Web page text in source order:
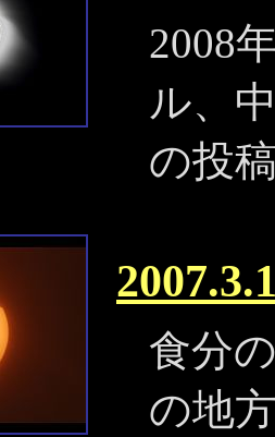
2008
ル、
の投
食分
の地